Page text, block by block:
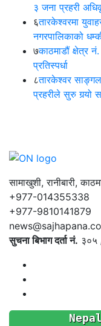
३ जना प्रहरी
६तारकेश्वरमा
नगरपालिकाको
७काठमाडौं क्षेत्र
प्रतिस्पर्धा
८तारकेश्वर
प्रहरीले सुरु गर्‍यो
सामाखुशी, रानीबारी,
+977-014355338
+977-9810141879
सुचना बिभाग दर्ता नं. ३०५